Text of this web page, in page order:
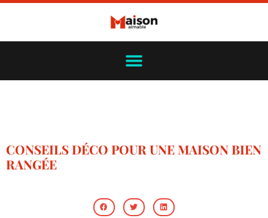
CONSEILS DÉCO POUR UNE MAISON BIEN
RANGÉE